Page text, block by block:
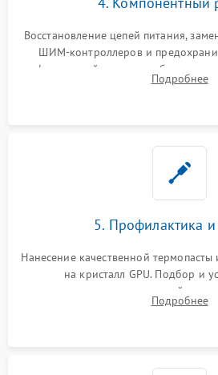
Восстановление цепей питания,
ШИМ-контроллеров и
инфракрасной станции реболлинг
чипа и дефектной памяти
Подробнее
5. Профилактика
Нанесение качественной
на кристалл GPU. Подбор и
термопрокладок правильной
питания. Монтаж радиатора и
Подробнее